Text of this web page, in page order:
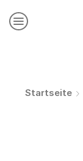
Startseite